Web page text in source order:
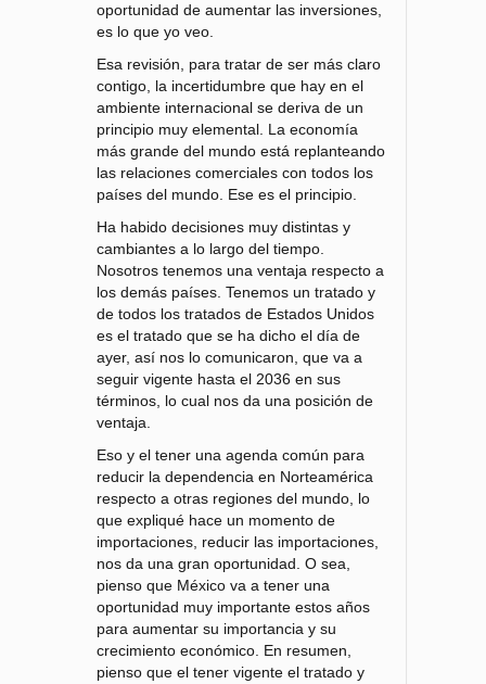
oportunidad de aumentar las inversiones,
es lo que yo veo.
Esa revisión, para tratar de ser más claro
contigo, la incertidumbre que hay en el
ambiente internacional se deriva de un
principio muy elemental. La economía
más grande del mundo está replanteando
las relaciones comerciales con todos los
países del mundo. Ese es el principio.
Ha habido decisiones muy distintas y
cambiantes a lo largo del tiempo.
Nosotros tenemos una ventaja respecto a
los demás países. Tenemos un tratado y
de todos los tratados de Estados Unidos
es el tratado que se ha dicho el día de
ayer, así nos lo comunicaron, que va a
seguir vigente hasta el 2036 en sus
términos, lo cual nos da una posición de
ventaja.
Eso y el tener una agenda común para
reducir la dependencia en Norteamérica
respecto a otras regiones del mundo, lo
que expliqué hace un momento de
importaciones, reducir las importaciones,
nos da una gran oportunidad. O sea,
pienso que México va a tener una
oportunidad muy importante estos años
para aumentar su importancia y su
crecimiento económico. En resumen,
pienso que el tener vigente el tratado y